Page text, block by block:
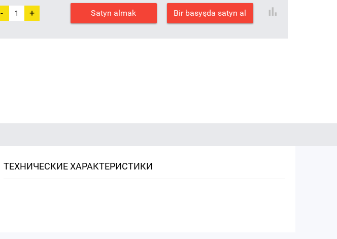
- + Satyn almak Bir basyşda satyn al
ТЕХНИЧЕСКИЕ ХАРАКТЕРИСТИКИ